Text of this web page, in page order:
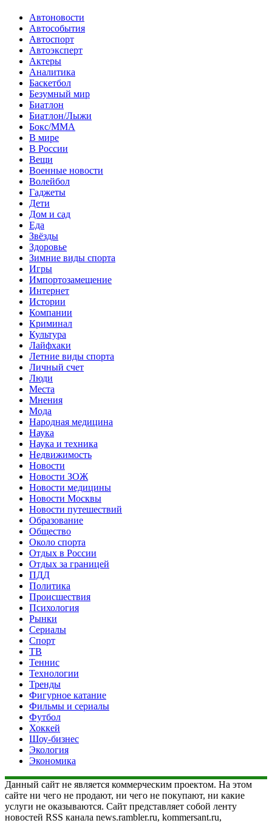
Автоновости
Автособытия
Автоспорт
Автоэксперт
Актеры
Аналитика
Баскетбол
Безумный мир
Биатлон
Биатлон/Лыжи
Бокс/MMA
В мире
В России
Вещи
Военные новости
Волейбол
Гаджеты
Дети
Дом и сад
Еда
Звёзды
Здоровье
Зимние виды спорта
Игры
Импортозамещение
Интернет
Истории
Компании
Криминал
Культура
Лайфхаки
Летние виды спорта
Личный счет
Люди
Места
Мнения
Мода
Народная медицина
Наука
Наука и техника
Недвижимость
Новости
Новости ЗОЖ
Новости медицины
Новости Москвы
Новости путешествий
Образование
Общество
Около спорта
Отдых в России
Отдых за границей
ПДД
Политика
Происшествия
Психология
Рынки
Сериалы
Спорт
ТВ
Теннис
Технологии
Тренды
Фигурное катание
Фильмы и сериалы
Футбол
Хоккей
Шоу-бизнес
Экология
Экономика
Данный сайт не является коммерческим проектом. На этом
сайте ни чего не продают, ни чего не покупают, ни какие
услуги не оказываются. Сайт представляет собой ленту
новостей RSS канала news.rambler.ru, kommersant.ru,